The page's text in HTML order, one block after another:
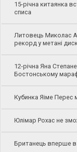
15-річна китаянка
списа
Литовець Миколас
рекорд у метані
12-річна Яна
Бостонському
Кубинка Яіме Перес
Юлімар Рохас не
Британець вперше в